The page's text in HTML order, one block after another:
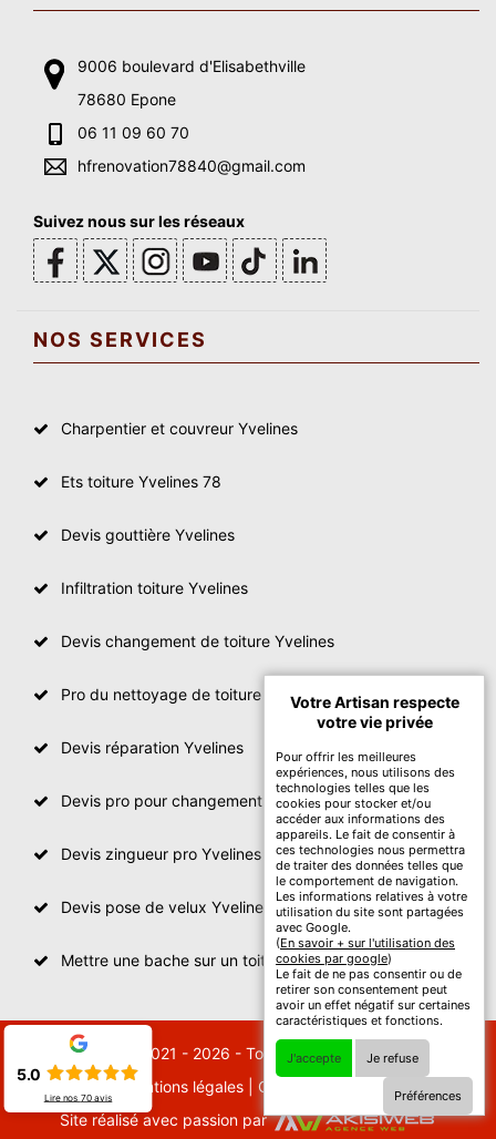
9006 boulevard d'Elisabethville
78680 Epone
06 11 09 60 70
hfrenovation78840@gmail.com
Suivez nous sur les réseaux
NOS SERVICES
Charpentier et couvreur Yvelines
Ets toiture Yvelines 78
Devis gouttière Yvelines
Infiltration toiture Yvelines
Devis changement de toiture Yvelines
Pro du nettoyage de toiture
Devis réparation Yvelines
Devis pro pour changement de toiture Yvelines
Devis zingueur pro Yvelines
Devis pose de velux Yvelines
Mettre une bache sur un toit Yvelines
© 2021 - 2026 - Tout droit réservé
Mentions légales| Contactez-nous
Site réalisé avec passion par
Votre Artisan respecte
votre vie privée
Pour offrir les meilleures
expériences, nous utilisons des
technologies telles que les
cookies pour stocker et/ou
accéder aux informations des
appareils. Le fait de consentir à
ces technologies nous permettra
de traiter des données telles que
le comportement de navigation.
Les informations relatives à votre
utilisation du site sont partagées
avec Google.
(En savoir + sur l'utilisation des
cookies par google)
Le fait de ne pas consentir ou de
retirer son consentement peut
avoir un effet négatif sur certaines
caractéristiques et fonctions.
J'accepte Je refuse
Préférences
5.0
Lire nos 70avis